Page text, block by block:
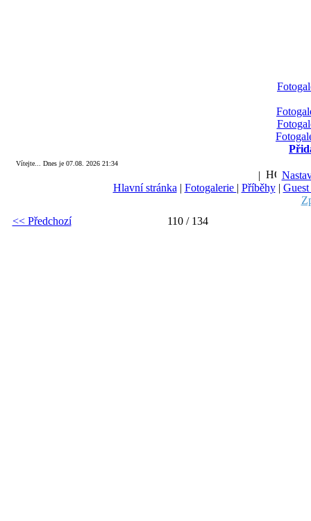
Vítejte... Dnes je 07.08. 2026 21:34
|
Hlavní stránka | Fotogalerie | Příběhy|
<< Předchozí
110 / 134